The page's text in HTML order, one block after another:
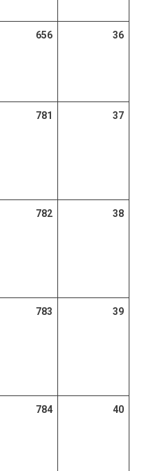
36
656
37
781
38
782
39
783
40
784